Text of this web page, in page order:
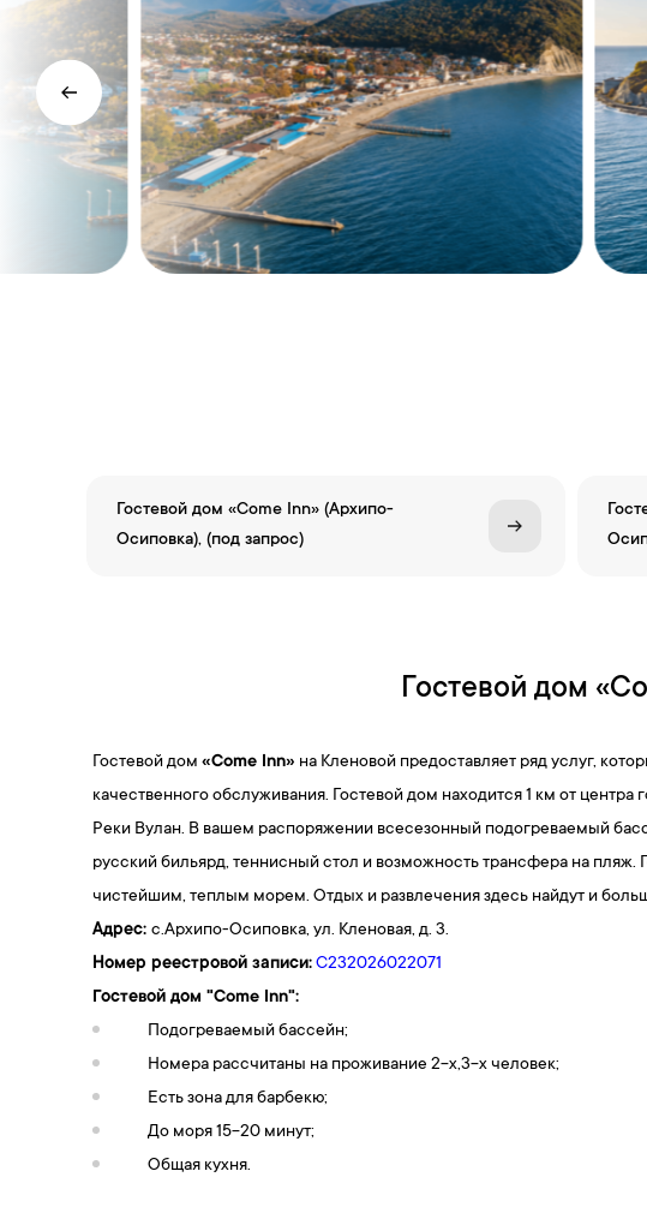
Гостевой дом «Come Inn» (Архипо-
Осиповка), (под запрос)
Гостевой дом
Гостевой дом «Come Inn» на Кленовой предоставляет ряд услуг,
качественного обслуживания. Гостевой дом находится 1 км от
Реки Вулан. В вашем распоряжении всесезонный подогреваемый
русский бильярд, теннисный стол и возможность трансфера на
чистейшим, теплым морем. Отдых и развлечения здесь найдут и
Адрес: с.Архипо-Осиповка, ул. Кленовая, д. 3.
Номер реестровой записи:С232026022071
Гостевой дом "Come Inn":
Подогреваемый бассейн;
Номера рассчитаны на проживание 2-х,3-х человек;
Есть зона для барбекю;
До моря 15-20 минут;
Общая кухня.